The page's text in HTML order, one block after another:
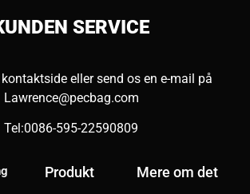
SERVICE
eller send os en e-mail på
Lawrence@pecbag.com
Tel:0086-595-22590809
Produkt Mere om det